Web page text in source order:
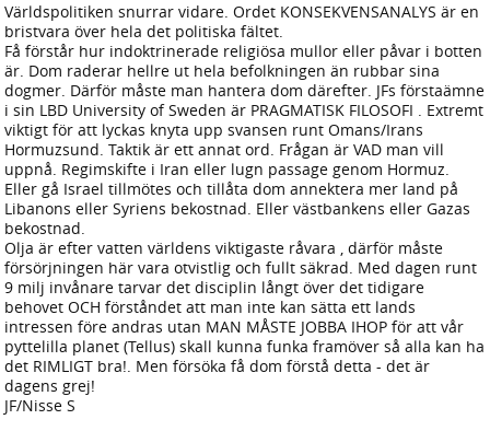
Världspolitiken snurrar vidare. Ordet KONSEKVENSANALYS är en
bristvara över hela det politiska fältet.
Få förstår hur indoktrinerade religiösa mullor eller påvar i botten
är. Dom raderar hellre ut hela befolkningen än rubbar sina
dogmer. Därför måste man hantera dom därefter. JFs förstaämne
i sin LBD University of Sweden är PRAGMATISK FILOSOFI . Extremt
viktigt för att lyckas knyta upp svansen runt Omans/Irans
Hormuzsund. Taktik är ett annat ord. Frågan är VAD man vill
uppnå. Regimskifte i Iran eller lugn passage genom Hormuz.
Eller gå Israel tillmötes och tillåta dom annektera mer land på
Libanons eller Syriens bekostnad. Eller västbankens eller Gazas
bekostnad.
Olja är efter vatten världens viktigaste råvara , därför måste
försörjningen här vara otvistlig och fullt säkrad. Med dagen runt
9 milj invånare tarvar det disciplin långt över det tidigare
behovet OCH förståndet att man inte kan sätta ett lands
intressen före andras utan MAN MÅSTE JOBBA IHOP för att vår
pyttelilla planet (Tellus) skall kunna funka framöver så alla kan ha
det RIMLIGT bra!. Men försöka få dom förstå detta - det är
dagens grej!
JF/Nisse S